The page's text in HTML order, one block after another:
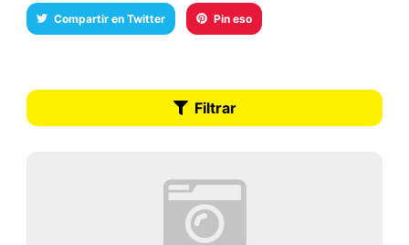
Compartir en Twitter Pin eso
Filtrar